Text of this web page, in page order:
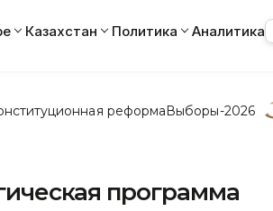
Казахстан Политика Аналитика
реформаВыборы-2026
программа